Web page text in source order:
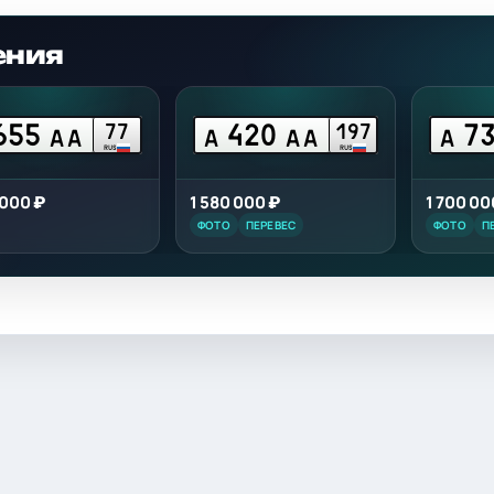
АА 77
RUS
₽
А 420 АА 197
RUS
1 580 000 ₽
ФОТО ПЕРЕВЕС
А
1 700
ФОТО